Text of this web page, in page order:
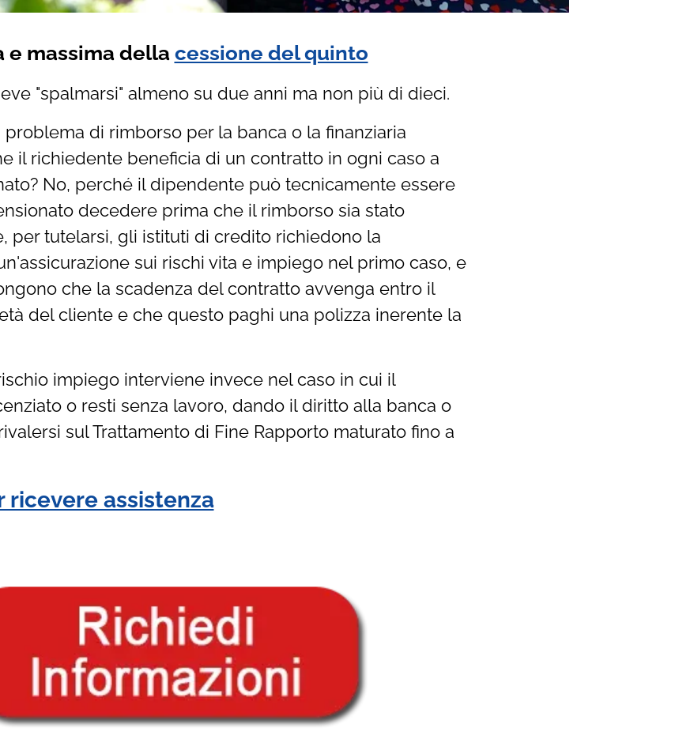
e massima della cessione del quinto
"spalmarsi" almeno su due anni ma non più di dieci.
problema di rimborso per la banca o la finanziaria
il richiedente beneficia di un contratto in ogni caso a
No, perché il dipendente può tecnicamente essere
decedere prima che il rimborso sia stato
per tutelarsi, gli istituti di credito richiedono la
sui rischi vita e impiego nel primo caso, e
che la scadenza del contratto avvenga entro il
del cliente e che questo paghi una polizza inerente la
impiego interviene invece nel caso in cui il
o resti senza lavoro, dando il diritto alla banca o
sul Trattamento di Fine Rapporto maturato fino a
ricevere assistenza